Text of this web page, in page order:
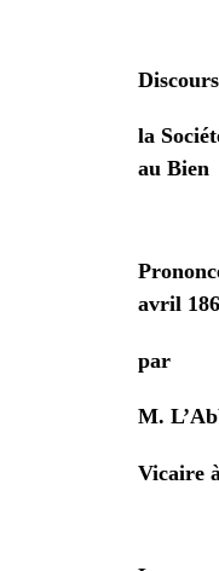
la
au Bien
avril
par
M.
Vicaire